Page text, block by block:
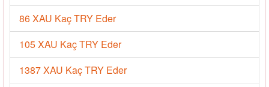
86 XAU Kaç TRY Eder
105 XAU Kaç TRY Eder
1387 XAU Kaç TRY Eder